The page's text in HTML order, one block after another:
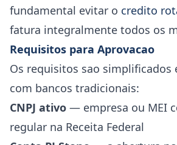
fundamental evitar o credito
fatura integralmente todos os
Requisitos para Aprovacao
Os requisitos sao simplificados
com bancos tradicionais:
CNPJ ativo — empresa ou MEI
regular na Receita Federal